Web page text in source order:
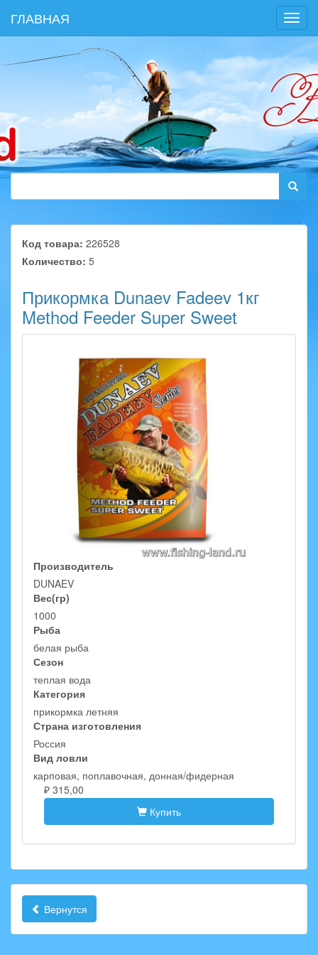
ГЛАВНАЯ
Код товара: 226528
Количество: 5
Прикормка Dunaev Fadeev 1кг
Method Feeder Super Sweet
Производитель
DUNAEV
Вес(гр)
1000
Рыба
белая рыба
Сезон
теплая вода
Категория
прикормка летняя
Страна изготовления
Россия
Вид ловли
карповая, поплавочная, донная/фидерная
₽ 315,00
Купить
Вернутся